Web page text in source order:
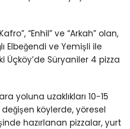
“Enhil” ve “Arkah” olan,
Elbeğendi ve Yemişli ile
Üçköy’de Süryaniler 4 pizza
yoluna uzaklıkları 10-15
köylerde, yöresel
hazırlanan pizzalar, yurt